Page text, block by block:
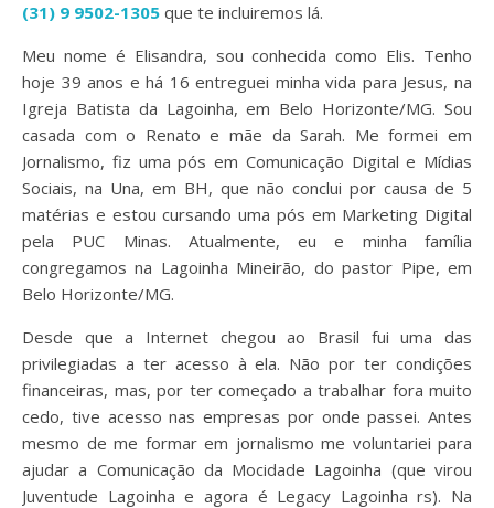
(31) 9 9502-1305 que te incluiremos lá.
Meu nome é Elisandra, sou conhecida como Elis. Tenho
hoje 39 anos e há 16 entreguei minha vida para Jesus, na
Igreja Batista da Lagoinha, em Belo Horizonte/MG. Sou
casada com o Renato e mãe da Sarah. Me formei em
Jornalismo, fiz uma pós em Comunicação Digital e Mídias
Sociais, na Una, em BH, que não conclui por causa de 5
matérias e estou cursando uma pós em Marketing Digital
pela PUC Minas. Atualmente, eu e minha família
congregamos na Lagoinha Mineirão, do pastor Pipe, em
Belo Horizonte/MG.
Desde que a Internet chegou ao Brasil fui uma das
privilegiadas a ter acesso à ela. Não por ter condições
financeiras, mas, por ter começado a trabalhar fora muito
cedo, tive acesso nas empresas por onde passei. Antes
mesmo de me formar em jornalismo me voluntariei para
ajudar a Comunicação da Mocidade Lagoinha (que virou
Juventude Lagoinha e agora é Legacy Lagoinha rs). Na